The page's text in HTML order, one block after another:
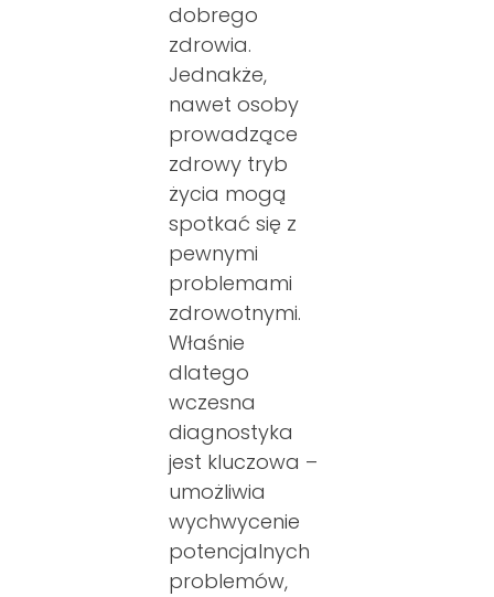
dobrego
zdrowia.
Jednakże,
nawet osoby
prowadzące
zdrowy tryb
życia mogą
spotkać się z
pewnymi
problemami
zdrowotnymi.
Właśnie
dlatego
wczesna
diagnostyka
jest kluczowa –
umożliwia
wychwycenie
potencjalnych
problemów,